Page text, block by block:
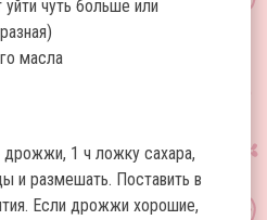
чуть больше или
масла
дрожжи, 1 ч ложку сахара,
и размешать. Поставить в
Если дрожжи хорошие,